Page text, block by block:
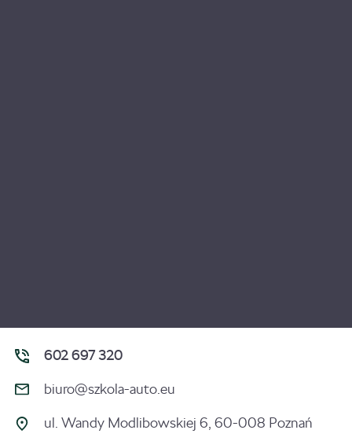
602 697 320
biuro@szkola-auto.eu
ul. Wandy Modlibowskiej 6, 60-008 Poznań